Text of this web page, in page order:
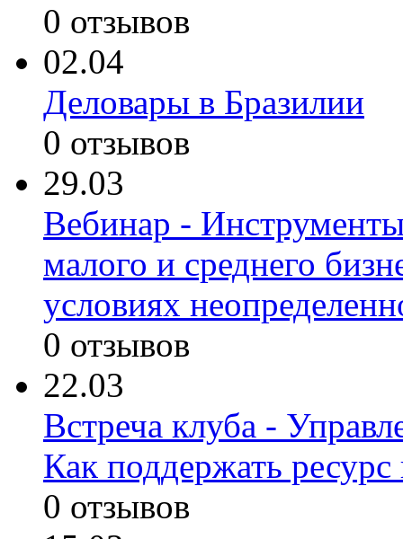
0 отзывов
02.04
Деловары в Бразилии
0 отзывов
29.03
Вебинар -
малого и среднего
условиях
0 отзывов
22.03
Встреча клуба -
Как поддержать
0 отзывов